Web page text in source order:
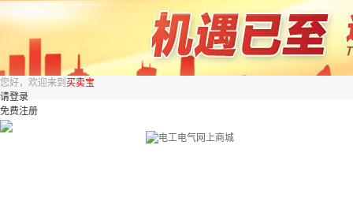
您好，欢迎来到 买卖宝
请登录
免费注册